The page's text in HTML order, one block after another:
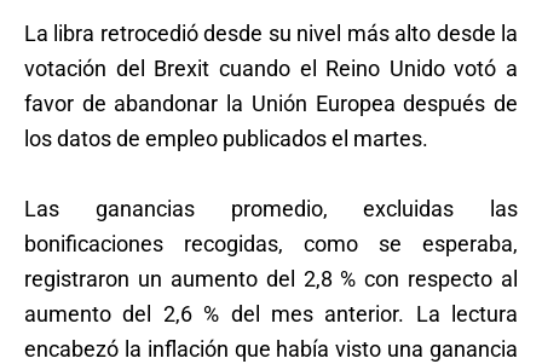
La libra retrocedió desde su nivel más alto desde la
votación del Brexit cuando el Reino Unido votó a
favor de abandonar la Unión Europea después de
los datos de empleo publicados el martes.
Las ganancias promedio, excluidas las
bonificaciones recogidas, como se esperaba,
registraron un aumento del 2,8 % con respecto al
aumento del 2,6 % del mes anterior. La lectura
encabezó la inflación que había visto una ganancia